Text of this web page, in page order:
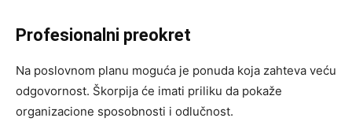
Profesionalni preokret
Na poslovnom planu moguća je ponuda koja zahteva veću
odgovornost. Škorpija će imati priliku da pokaže
organizacione sposobnosti i odlučnost.